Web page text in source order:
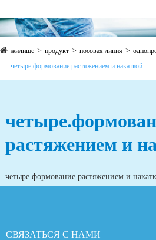
жилище продукт носовая линия
четыре.формование растяжением и накаткой
растяжением и
четыре.формование растяжением и
СВЯЗАТЬСЯ С НАМИ